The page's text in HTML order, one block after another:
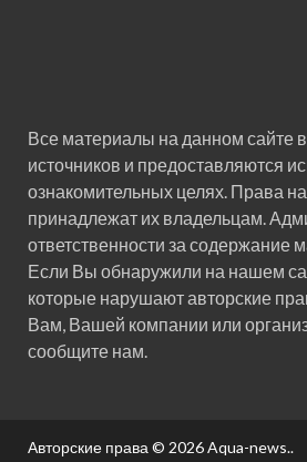
Все материалы на данном сайте
источников и предоставляются
ознакомительных целях. Права
принадлежат их владельцам.
ответственности за содержание
Если Вы обнаружили на нашем
которые нарушают авторские
Вам, Вашей компании или
сообщите нам.
Авторские права © 2026Aqua-news..